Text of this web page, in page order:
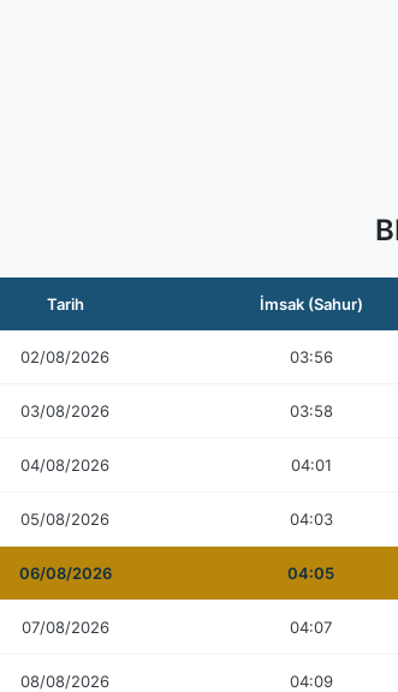
Tarih İmsak (Sahur)
02/08/2026 03:56
03/08/2026 03:58
04/08/2026 04:01
05/08/2026 04:03
06/08/2026 04:05
07/08/2026 04:07
08/08/2026 04:09